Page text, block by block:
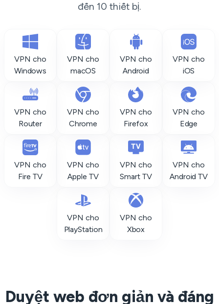
đến 10 thiết bị.
VPN cho
Windows
VPN cho
macOS
VPN cho
Android
VPN cho
iOS
VPN cho
Router
VPN cho
Chrome
VPN cho
Firefox
VPN cho
Edge
VPN cho
Fire TV
VPN cho
Apple TV
VPN cho
Smart TV
VPN cho
Android TV
VPN cho
PlayStation
VPN cho
Xbox
Duyệt web đơn giản và đáng